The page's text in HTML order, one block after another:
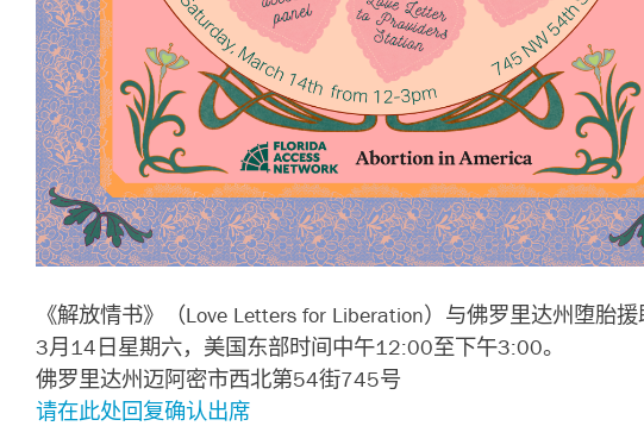
《解放情书》（Love Letters for Liberation）与佛罗里达州堕胎
3月14日星期六，美国东部时间中午12:00至下午3:00。
佛罗里达州迈阿密市西北第54街745号
请在此处回复确认出席